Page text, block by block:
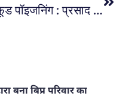
फूड पॉइजनिंग : प्रसाद खाने से 100 से अधिक लोगों की अचानक तबीयत बिगड़ी, फूड पॉइजनिंग की शिकायत
4
हेड कांस्टेबल